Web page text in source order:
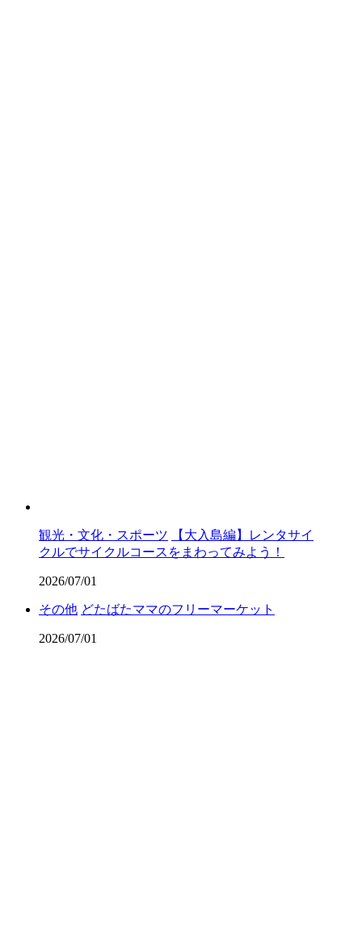
観光・文化・スポーツ
【大入島編】レンタサイ
クルでサイクルコースをまわってみよう！
2026/07/01
その他 どたばたママのフリーマーケット
2026/07/01